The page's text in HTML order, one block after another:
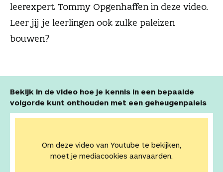
leerexpert Tommy Opgenhaffen in deze video.
Leer jij je leerlingen ook zulke paleizen
bouwen?
Bekijk in de video hoe je kennis in een bepaalde
volgorde kunt onthouden met een geheugenpaleis
Om deze video van Youtube te bekijken,
moet je mediacookies aanvaarden.